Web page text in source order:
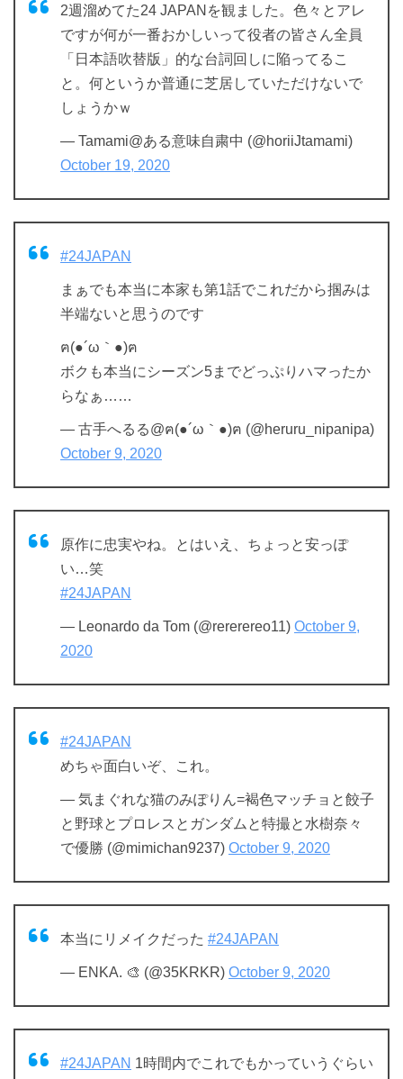
2週溜めてた24 JAPANを観ました。色々とアレ
ですが何が一番おかしいって役者の皆さん全員
「日本語吹替版」的な台詞回しに陥ってるこ
と。何というか普通に芝居していただけないで
しょうかｗ
— Tamami@ある意味自粛中 (@horiiJtamami)
October 19, 2020
#24JAPAN
まぁでも本当に本家も第1話でこれだから掴みは
半端ないと思うのです
ฅ(●´ω｀●)ฅ
ボクも本当にシーズン5までどっぷりハマったか
らなぁ……
— 古手へるる@ฅ(●´ω｀●)ฅ (@heruru_nipanipa)
October 9, 2020
原作に忠実やね。とはいえ、ちょっと安っぽ
い…笑
#24JAPAN
— Leonardo da Tom (@rererereo11) October 9,
2020
#24JAPAN
めちゃ面白いぞ、これ。
— 気まぐれな猫のみぽりん=褐色マッチョと餃子
と野球とプロレスとガンダムと特撮と水樹奈々
で優勝 (@mimichan9237) October 9, 2020
本当にリメイクだった #24JAPAN
— ENKA. 🎨 (@35KRKR) October 9, 2020
#24JAPAN 1時間内でこれでもかっていうぐらい